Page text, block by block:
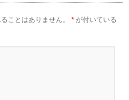
ことはありません。 * が付いている